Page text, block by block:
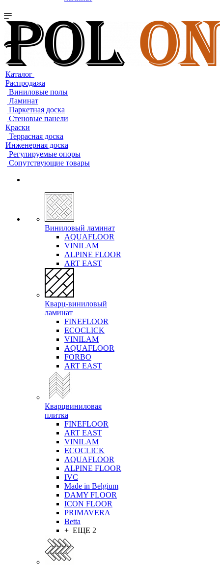
Каталог
Распродажа
Виниловые полы
Ламинат
Паркетная доска
Стеновые панели
Краски
Террасная доска
Инженерная доска
Регулируемые опоры
Сопутствующие товары
Виниловый ламинат
AQUAFLOOR
VINILAM
ALPINE FLOOR
ART EAST
Кварц-виниловый
ламинат
FINEFLOOR
ECOCLICK
VINILAM
AQUAFLOOR
FORBO
ART EAST
Кварцвиниловая
плитка
FINEFLOOR
ART EAST
VINILAM
ECOCLICK
AQUAFLOOR
ALPINE FLOOR
IVC
Made in Belgium
DAMY FLOOR
ICON FLOOR
PRIMAVERA
Betta
+ ЕЩЕ 2